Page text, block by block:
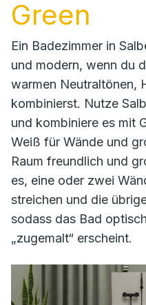
Green
Ein Badezimmer in
und modern, wenn du
warmen Neutraltönen,
kombinierst. Nutze
und kombiniere es mit
Weiß für Wände und
Raum freundlich und
es, eine oder zwei
streichen und die
sodass das Bad
„zugemalt“ erscheint.